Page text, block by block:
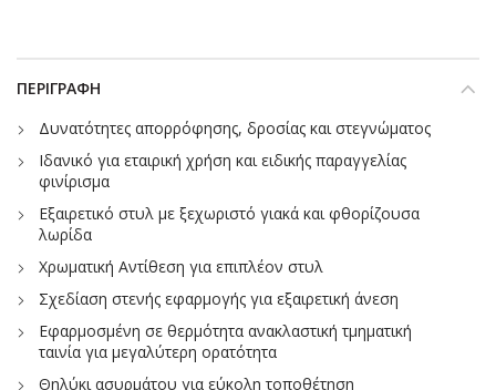
ΠΕΡΙΓΡΑΦΉ
Δυνατότητες απορρόφησης, δροσίας και στεγνώματος
Ιδανικό για εταιρική χρήση και ειδικής παραγγελίας
φινίρισμα
Εξαιρετικό στυλ με ξεχωριστό γιακά και φθορίζουσα
λωρίδα
Χρωματική Αντίθεση για επιπλέον στυλ
Σχεδίαση στενής εφαρμογής για εξαιρετική άνεση
Εφαρμοσμένη σε θερμότητα ανακλαστική τμηματική
ταινία για μεγαλύτερη ορατότητα
Θηλύκι ασυρμάτου για εύκολη τοποθέτηση